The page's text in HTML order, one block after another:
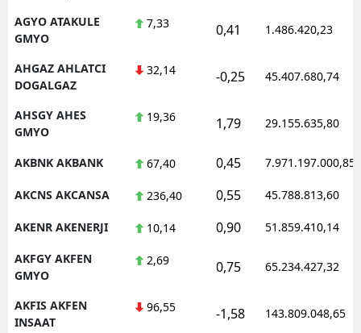
AGYO ATAKULE
GMYO
7,33 0,41 1.486.420,23
AHGAZ AHLATCI
DOGALGAZ
32,14 -0,25 45.407.680,74
AHSGY AHES
GMYO
19,36 1,79 29.155.635,80
AKBNK AKBANK 67,40 0,45 7.971.197.000,85
AKCNS AKCANSA 236,40 0,55 45.788.813,60
AKENR AKENERJI 10,14 0,90 51.859.410,14
AKFGY AKFEN
GMYO
2,69 0,75 65.234.427,32
AKFIS AKFEN
INSAAT
96,55 -1,58 143.809.048,65